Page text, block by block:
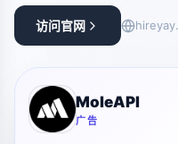
访问官网
MoleAPI
广告